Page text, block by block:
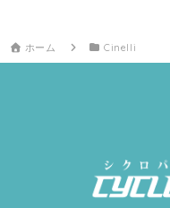
ホーム Cinelli